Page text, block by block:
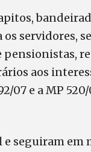
servidores,
aos
07 e a MP
seguiram em